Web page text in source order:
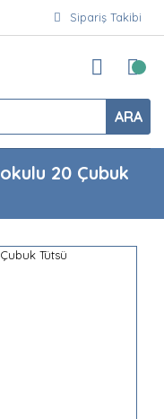
Sipariş Takibi
ARA
20 Çubuk